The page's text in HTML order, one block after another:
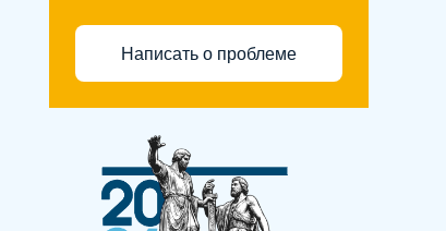
Написать о проблеме